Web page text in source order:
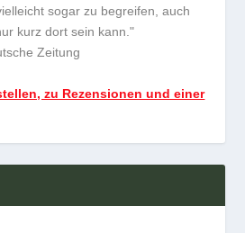
sogar zu begreifen, auch
kurz dort sein kann."
Zeitung
zu Rezensionen und einer